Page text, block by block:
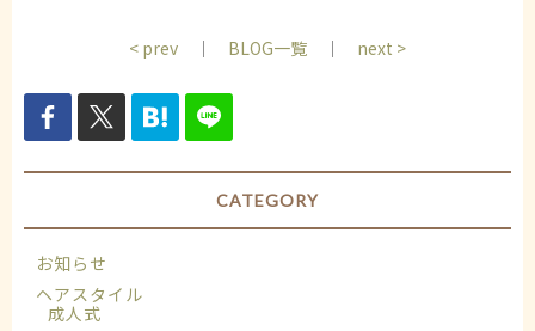
< prev ｜ BLOG一覧 ｜ next >
CATEGORY
お知らせ
ヘアスタイル
成人式